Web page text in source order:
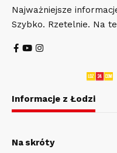
Najważniejsze
Szybko. Rzetelnie. Na
Informacje z Łodzi
Na skróty